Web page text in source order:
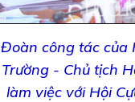
Đoàn công tác của
Trường - Chủ tịch
làm việc với Hội